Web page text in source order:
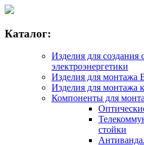
Каталог:
Изделия для создания
электроэнергетики
Изделия для
Изделия для монтажа
Компоненты для
стойки